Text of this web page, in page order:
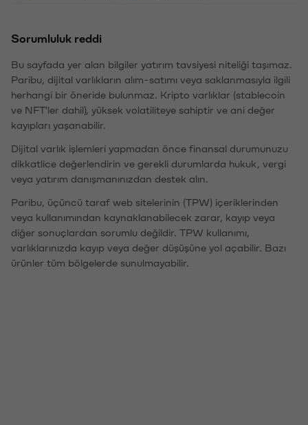
Sorumluluk reddi
Bu sayfada yer alan bilgiler yatırım tavsiyesi niteliği taşımaz.
Paribu, dijital varlıkların alım-satımı veya saklanmasıyla ilgili
herhangi bir öneride bulunmaz. Kripto varlıklar (stablecoin
ve NFT'ler dahil), yüksek volatiliteye sahiptir ve ani değer
kayıpları yaşanabilir.
Dijital varlık işlemleri yapmadan önce finansal durumunuzu
dikkatlice değerlendirin ve gerekli durumlarda hukuk, vergi
veya yatırım danışmanınızdan destek alın.
Paribu, üçüncü taraf web sitelerinin (TPW) içeriklerinden
veya kullanımından kaynaklanabilecek zarar, kayıp veya
diğer sonuçlardan sorumlu değildir. TPW kullanımı,
varlıklarınızda kayıp veya değer düşüşüne yol açabilir. Bazı
ürünler tüm bölgelerde sunulmayabilir.